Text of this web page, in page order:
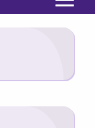
Menü